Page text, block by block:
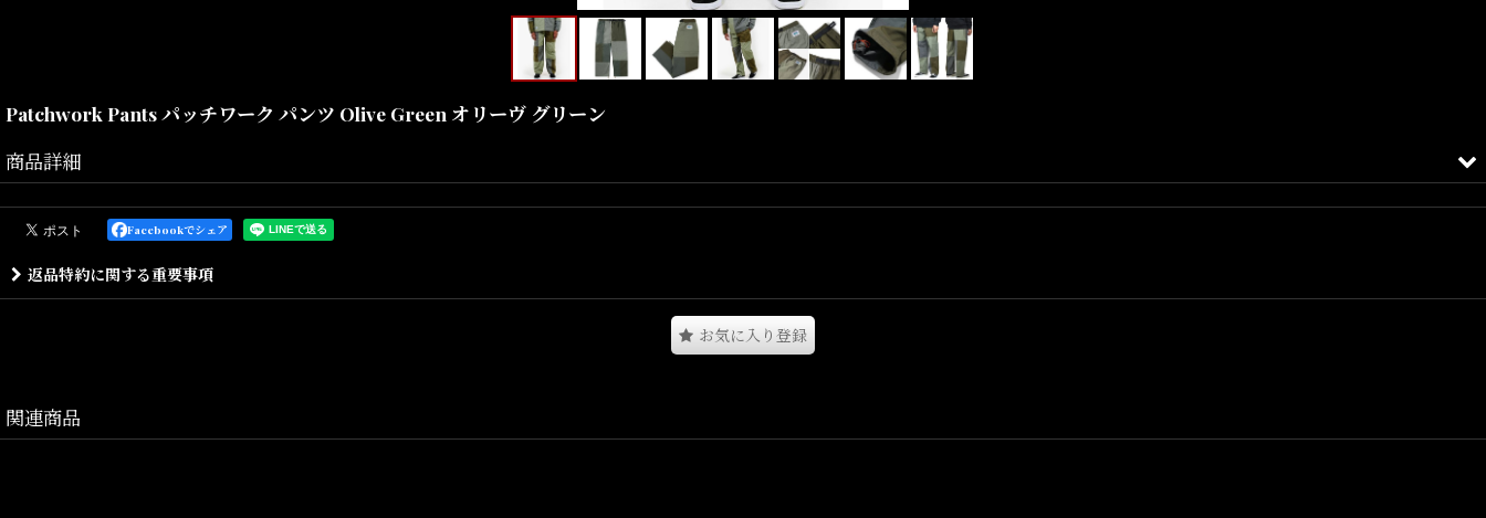
Patchwork Pants パッチワーク パンツ Olive Green オリーヴ グリーン
商品詳細
リップストップナイロンの生地感と絶妙にマッチしたパッチワークパンツとなります。
ドローコード仕様でベルトが付属しており、ウエストと裾の調節が可能で機能性も魅力。
L(W34)(ウエスト:86~102cm,股上:35cm,股下:74cm,ワタリ:35cm,裾幅:~23cm)
Facebookでシェア
返品特約に関する重要事項
お気に入り登録
関連商品